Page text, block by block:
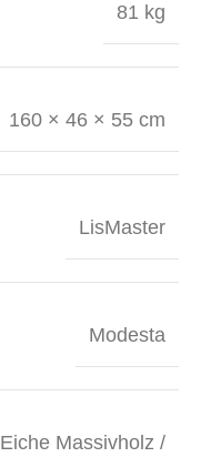
81 kg
160 × 46 × 55 cm
LisMaster
Modesta
Eiche Massivholz /